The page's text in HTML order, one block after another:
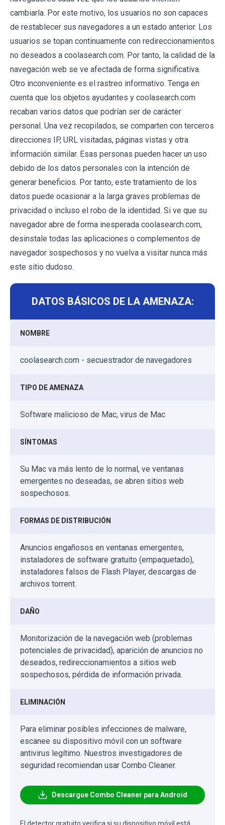
cambiarla. Por este motivo, los usuarios no son capaces
de restablecer sus navegadores a un estado anterior. Los
usuarios se topan continuamente con redireccionamientos
no deseados a coolasearch.com. Por tanto, la calidad de la
navegación web se ve afectada de forma significativa.
Otro inconveniente es el rastreo informativo. Tenga en
cuenta que los objetos ayudantes y coolasearch.com
recaban varios datos que podrían ser de carácter
personal. Una vez recopilados, se comparten con terceros
direcciones IP, URL visitadas, páginas vistas y otra
información similar. Esas personas pueden hacer un uso
debido de los datos personales con la intención de
generar beneficios. Por tanto, este tratamiento de los
datos puede ocasionar a la larga graves problemas de
privacidad o incluso el robo de la identidad. Si ve que su
navegador abre de forma inesperada coolasearch.com,
desinstale todas las aplicaciones o complementos de
navegador sospechosos y no vuelva a visitar nunca más
este sitio dudoso.
DATOS BÁSICOS DE LA AMENAZA:
NOMBRE
coolasearch.com - secuestrador de navegadores
TIPO DE AMENAZA
Software malicioso de Mac, virus de Mac
SÍNTOMAS
Su Mac va más lento de lo normal, ve ventanas
emergentes no deseadas, se abren sitios web
sospechosos.
FORMAS DE DISTRIBUCIÓN
Anuncios engañosos en ventanas emergentes,
instaladores de software gratuito (empaquetado),
instaladores falsos de Flash Player, descargas de
archivos torrent.
DAÑO
Monitorización de la navegación web (problemas
potenciales de privacidad), aparición de anuncios no
deseados, redireccionamientos a sitios web
sospechosos, pérdida de información privada.
ELIMINACIÓN
Para eliminar posibles infecciones de malware,
escanee su dispositivo móvil con un software
antivirus legítimo. Nuestros investigadores de
seguridad recomiendan usar Combo Cleaner.
Descargue Combo Cleaner para Android
El detector gratuito verifica si su dispositivo móvil está